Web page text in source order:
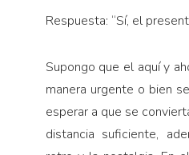
Respuesta: “Sí, el
Supongo que el aquí y
manera urgente o bien
esperar a que se
distancia suficiente,